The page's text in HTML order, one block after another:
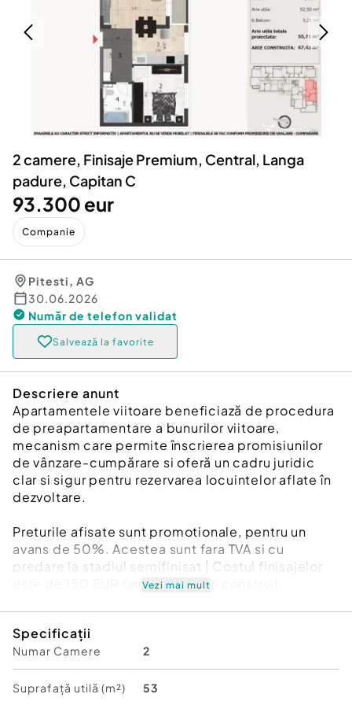
Servicii
Animale de companie
Afaceri și echipamente profesionale
Inchiriere Bunuri si Vehicule
Utilaje agricole si industriale
Piese auto si accesorii
2 camere, Finisaje Premium, Central, Langa
padure, Capitan C
93.300 eur
Companie
Pitesti, AG
30.06.2026
Număr de telefon validat
Salvează la favorite
Descriere anunt
Apartamentele viitoare beneficiază de procedura
de preapartamentare a bunurilor viitoare,
mecanism care permite înscrierea promisiunilor
de vânzare-cumpărare si oferă un cadru juridic
clar si sigur pentru rezervarea locuintelor aflate în
dezvoltare.
Preturile afisate sunt promotionale, pentru un
avans de 50%. Acestea sunt fara TVA si cu
predare la stadiul semifinisat | Costul finisajelor
este de 150 EUR fara TVA pe mp construit.
.ro
Va prezentam o oportunitate de a achizitiona un
apartament nou in Pitesti, in zona Capitan Cutui,
Vezi mai mult
Specificații
Numar Camere 2
Suprafață utilă (m²) 53